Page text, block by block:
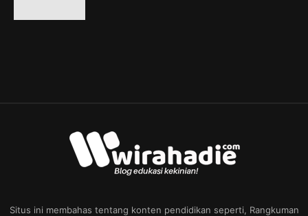
Situs ini membahas tentang konten pendidikan seperti, Rangkuman